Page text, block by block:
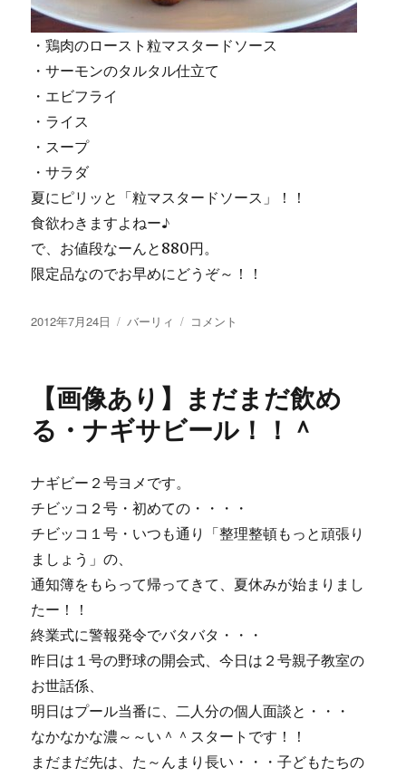
・鶏肉のロースト粒マスタードソース
・サーモンのタルタル仕立て
・エビフライ
・ライス
・スープ
・サラダ
夏にピリッと「粒マスタードソース」！！
食欲わきますよねー♪
で、お値段なーんと880円。
限定品なのでお早めにどうぞ～！！
投
2012年7月24日
カ
ー
バーリィ
【画
鶏
肉
の
ト
粒
タ
ソ
ー
に
コメント
【画像あり】まだまだ飲め
る・ナギサビール！！＾
ナギビー２号ヨメです。
チビッコ２号・初めての・・・・
チビッコ１号・いつも通り「整理整頓もっと頑張り
ましょう」の、
通知簿をもらって帰ってきて、夏休みが始まりまし
たー！！
終業式に警報発令でバタバタ・・・
昨日は１号の野球の開会式、今日は２号親子教室の
お世話係、
明日はプール当番に、二人分の個人面談と・・・
なかなかな濃～～い＾＾スタートです！！
まだまだ先は、た～んまり長い・・・子どもたちの